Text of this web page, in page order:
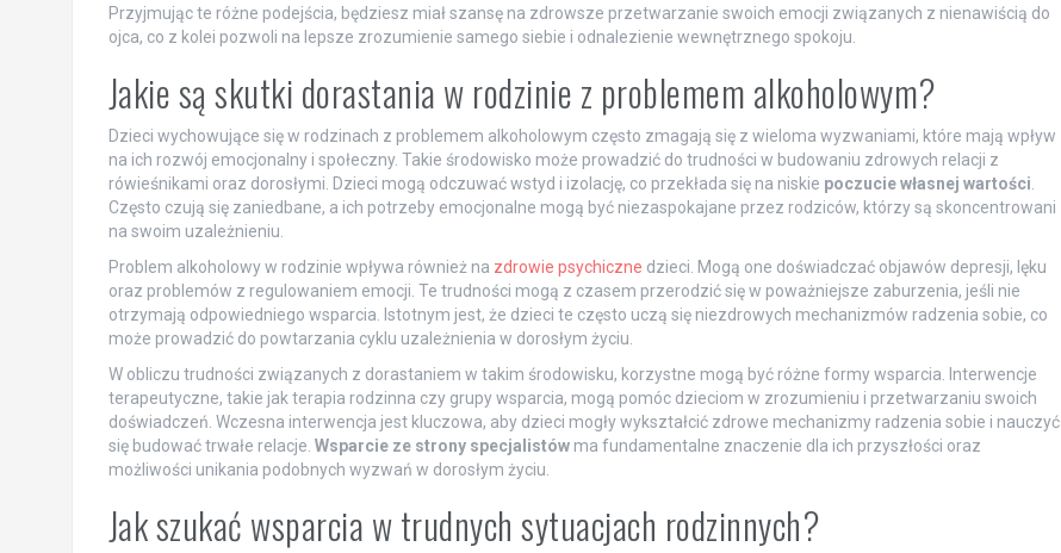
Przyjmując te różne podejścia, będziesz miał szansę na zdrowsze przetwarzanie swoich emocji związanych z nienawiścią do
ojca, co z kolei pozwoli na lepsze zrozumienie samego siebie i odnalezienie wewnętrznego spokoju.
Jakie są skutki dorastania w rodzinie z problemem alkoholowym?
Dzieci wychowujące się w rodzinach z problemem alkoholowym często zmagają się z wieloma wyzwaniami, które mają wpływ
na ich rozwój emocjonalny i społeczny. Takie środowisko może prowadzić do trudności w budowaniu zdrowych relacji z
rówieśnikami oraz dorosłymi. Dzieci mogą odczuwać wstyd i izolację, co przekłada się na niskie poczucie własnej wartości
Często czują się zaniedbane, a ich potrzeby emocjonalne mogą być niezaspokajane przez rodziców, którzy są skoncentrowani
na swoim uzależnieniu.
Problem alkoholowy w rodzinie wpływa również na zdrowie psychiczne dzieci. Mogą one doświadczać objawów depresji, lęku
oraz problemów z regulowaniem emocji. Te trudności mogą z czasem przerodzić się w poważniejsze zaburzenia, jeśli nie
otrzymają odpowiedniego wsparcia. Istotnym jest, że dzieci te często uczą się niezdrowych mechanizmów radzenia sobie, co
może prowadzić do powtarzania cyklu uzależnienia w dorosłym życiu.
W obliczu trudności związanych z dorastaniem w takim środowisku, korzystne mogą być różne formy wsparcia. Interwencje
terapeutyczne, takie jak terapia rodzinna czy grupy wsparcia, mogą pomóc dzieciom w zrozumieniu i przetwarzaniu swoich
doświadczeń. Wczesna interwencja jest kluczowa, aby dzieci mogły wykształcić zdrowe mechanizmy radzenia sobie i nauczyć
się budować trwałe relacje. Wsparcie ze strony specjalistówma fundamentalne znaczenie dla ich przyszłości oraz
możliwości unikania podobnych wyzwań w dorosłym życiu.
Jak szukać wsparcia w trudnych sytuacjach rodzinnych?